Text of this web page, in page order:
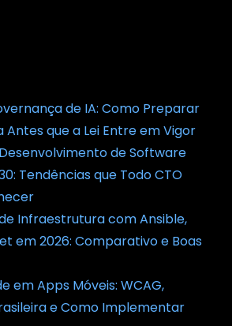
de IA: Como Preparar
Antes que a Lei Entre em Vigor
de Software
Tendências que Todo CTO
Infraestrutura com Ansible,
em 2026: Comparativo e Boas
em Apps Móveis: WCAG,
e Como Implementar